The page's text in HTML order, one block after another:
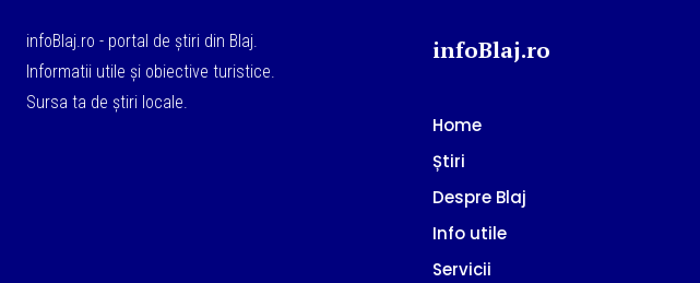
infoBlaj.ro - portal de știri din Blaj.
Informatii utile și obiective turistice.
Sursa ta de știri locale.
infoBlaj.ro
Home
Știri
Despre Blaj
Info utile
Servicii